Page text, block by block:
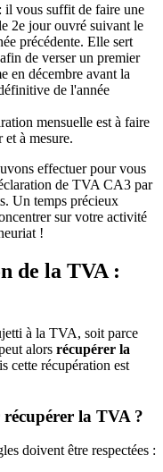
: il vous suffit de faire une
2e jour ouvré suivant le
précédente. Elle sert
de verser un premier
en décembre avant la
de l'année
mensuelle est à faire
à mesure.
effectuer pour vous
de TVA CA3 par
Un temps précieux
sur votre activité
!
de la TVA :
à la TVA, soit parce
alors récupérer la
cette récupération est
récupérer la TVA ?
doivent être respectées :